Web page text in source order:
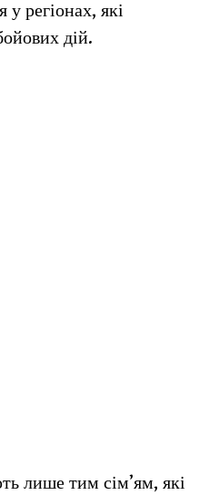
регіонах, які
дій.
лише тим сім’ям, які